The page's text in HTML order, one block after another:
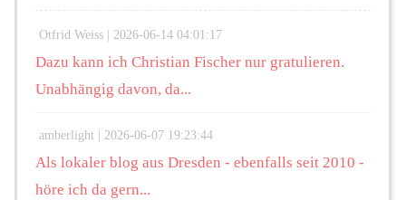
Otfrid Weiss | 2026-06-14 04:01:17
Dazu kann ich Christian Fischer nur gratulieren.
Unabhängig davon, da...
amberlight | 2026-06-07 19:23:44
Als lokaler blog aus Dresden - ebenfalls seit 2010 -
höre ich da gern...